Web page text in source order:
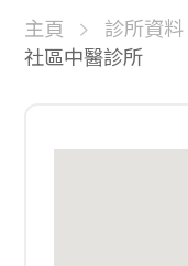
主頁 診所資料
社區中醫診所